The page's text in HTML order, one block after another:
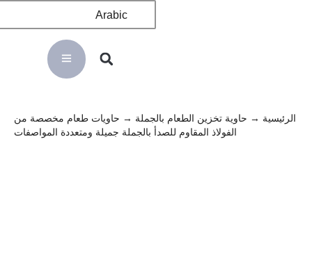
Arabic
الرئيسية → حاوية تخزين الطعام بالجملة → حاويات طعام مخصصة من
الفولاذ المقاوم للصدأ بالجملة جميلة ومتعددة المواصفات